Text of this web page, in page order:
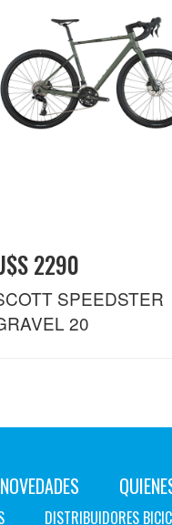
2290
SPEEDSTER
20
NOVEDADES
DISTRIBUIDORES